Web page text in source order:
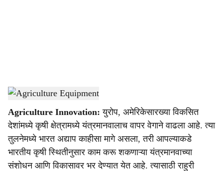
a
r
e
Agriculture Equipment-Agrowon
Agriculture Innovation: युरोप, अमेरिकेसारख्या विकसित
देशांमध्ये कृषी क्षेत्रामध्ये यंत्रमानवालाच वापर वेगाने वाढला आहे. त्या
तुलनेमध्ये भारत अद्याप काहीसा मागे असला, तरी आपल्याकडे
भारतीय कृषी स्थितीनुसार काम करू शकणाऱ्या यंत्रमानवाच्या
संशोधन आणि विकासावर भर देण्यात येत आहे. त्यासाठी राहुरी